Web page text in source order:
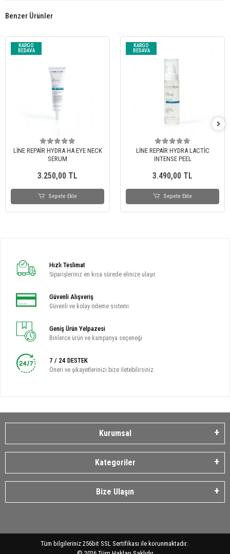
Benzer Ürünler
KARGO
BEDAVA
LİNE REPAİR HYDRA HA EYE NECK
SERUM
3.250,00 TL
Sepete Ekle
KARGO
BEDAVA
LİNE REPAİR HYDRA LACTİC
INTENSE PEEL
3.490,00 TL
Sepete Ekle
Hızlı Teslimat
Siparişleriniz en kısa sürede elinize ulaşır.
Güvenli Alışveriş
Güvenli ve kolay ödeme sistemi
Geniş Ürün Yelpazesi
Binlerce ürün ve kampanya seçeneği
7 / 24 DESTEK
Öneri ve şikayetlerinizi bize iletebilirsiniz.
Kurumsal
Kategoriler
Bize Ulaşın
Tüm bilgileriniz 256bit SSL Sertifikası ile korunmaktadır.